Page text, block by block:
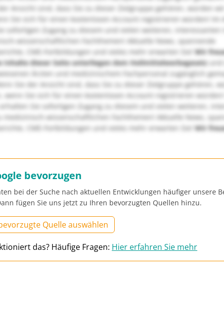
Ansicht sind, dass Sie zu dieser Zielgruppe gehören, würden
Sie sich für einen kostenlosen Account registrieren würden! Im
sofortigen Zugang zu diesem und vielen weiteren, interessanten
wissenschaftlichen Fachthemen! Aktuelle News, spannende
CME-Fortbildungen und vieles mehr erwarten Sie!Wir
Inhalte dieser Seite unterliegen dem Heilmittelwerbegesetzund
Ärzten und medizinischem Fachpersonal zugänglich
Sie der Ansicht sind, dass Sie zu dieser Zielgruppe gehören,
wenn Sie sich für einen kostenlosen Account registrieren würden!
Sie sofortigen Zugang zu diesem und vielen weiteren,
medizinisch-wissenschaftlichen Fachthemen! Aktuelle News,
CME-Fortbildungen und vieles mehr erwarten Sie! Wir
bevorzugen
bei der Suche nach aktuellen Entwicklungen häufiger unsere
fügen Sie uns jetzt zu Ihren bevorzugten Quellen hinzu.
Quelle auswählen
das? Häufige Fragen: Hier erfahren Sie mehr